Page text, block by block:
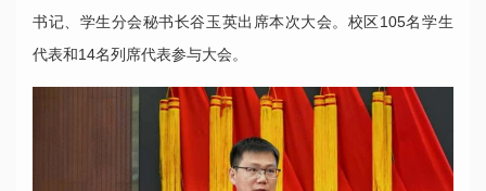
书记、学生分会秘书长谷玉英出席本次大会。校区105名学生
代表和14名列席代表参与大会。